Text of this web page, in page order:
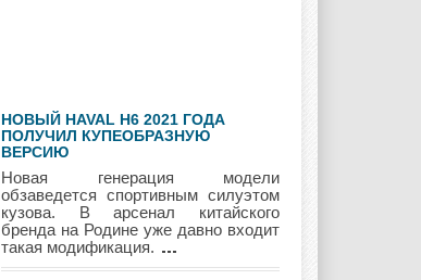
Jaguar Jeep
Lada Lamborghini Lancia
НОВЫЙ HAVAL H6 2021 ГОДА
ПОЛУЧИЛ КУПЕОБРАЗНУЮ
ВЕРСИЮ
Новая генерация модели
обзаведется спортивным силуэтом
кузова. В арсенал китайского
бренда на Родине уже давно входит
такая модификация.